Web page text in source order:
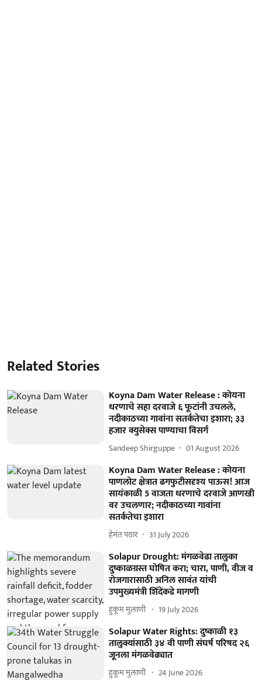
Related Stories
Koyna Dam Water Release : कोयना
धरणाचे सहा दरवाजे ६ फूटांनी उचलले,
नदीकाठच्या गावांना सतर्कतेचा इशारा; ३३
हजार क्युसेक्स पाण्याचा विसर्ग
Sandeep Shirguppe 01 August 2026
Koyna Dam Water Release : कोयना
पाणलोट क्षेत्रात ढगफुटीसदृश्य पाऊस! आज
सायंकाळी 5 वाजता धरणाचे दरवाजे आणखी
वर उचलणार; नदीकाठच्या गावांना
सतर्कतेचा इशारा
हेमंत पवार 31 July 2026
Solapur Drought: मंगळवेढा तालुका
दुष्काळग्रस्त घोषित करा; चारा, पाणी, वीज व
रोजगारासाठी अनिल सावंत यांची
उपमुख्यमंत्री शिंदेंकडे मागणी
हुकूम मुलाणी ​ 19 July 2026
Solapur Water Rights: दुष्काळी १३
तालुक्यांसाठी ३४ वी पाणी संघर्ष परिषद २६
जूनला मंगळवेढ्यात
हुकूम मुलाणी ​ 24 June 2026